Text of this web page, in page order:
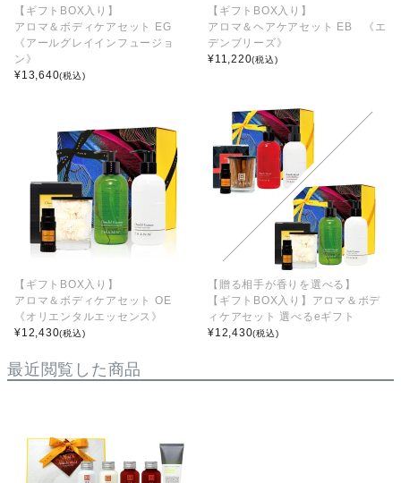
【ギフトBOX入り】
アロマ＆ボディケアセット EG
《アールグレイインフュージョ
ン》
¥13,640(税込)
【ギフトBOX入り】
アロマ＆ヘアケアセット EB 《エ
デンブリーズ》
¥11,220(税込)
【ギフトBOX入り】
アロマ＆ボディケアセット OE
《オリエンタルエッセンス》
¥12,430(税込)
【贈る相手が香りを選べる】
【ギフトBOX入り】アロマ＆ボデ
ィケアセット 選べるeギフト
¥12,430(税込)
最近閲覧した商品